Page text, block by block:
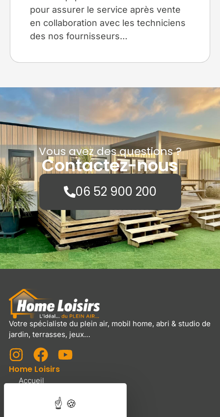
pour assurer le service après vente
en collaboration avec les techniciens
des nos fournisseurs…
Vous avez des questions ?
Contactez-nous
06 52 900 200
Votre spécialiste du plein air, mobil home, abri & studio de
jardin, terrasses, jeux…
Home Loisirs
Accueil
Services et tarifs
Nous contacter